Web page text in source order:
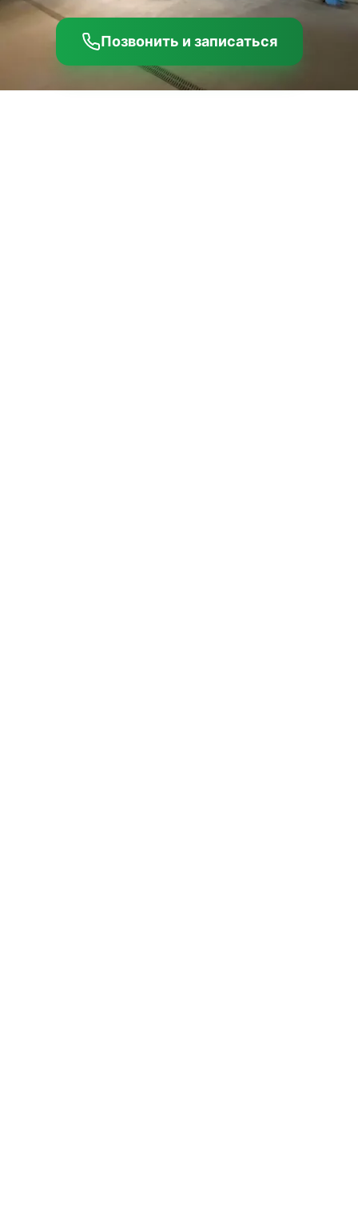
Позвонить и записаться